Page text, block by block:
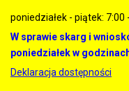
poniedziałek - piątek: 7:00
W sprawie skarg i
poniedziałek w
Deklaracja dostępności